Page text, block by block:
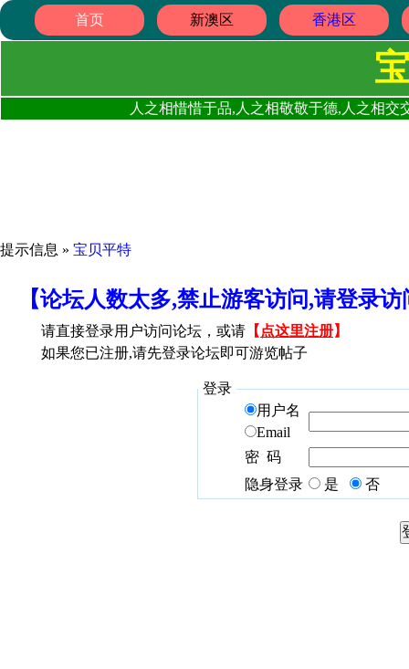
首页 新澳区 香港区
人之相惜惜于品,人之相敬敬于德,人之相
提示信息 » 宝贝平特
【论坛人数太多,禁止游客访问,请登录
请直接登录用户访问论坛，或请 【 点这里注册】
如果您已注册,请先登录论坛即可游览帖子
登录
用户名
Email
密 码
隐身登录
是 否